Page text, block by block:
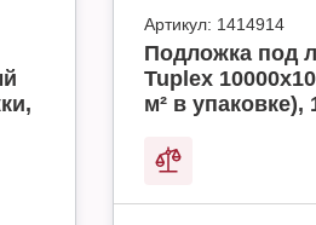
Артикул: 1414914
Подложка под
Tuplex
м² в упаковке),